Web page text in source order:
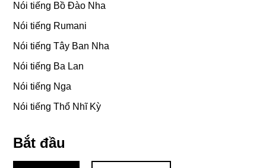
Nói tiếng Bồ Đào Nha
Nói tiếng Rumani
Nói tiếng Tây Ban Nha
Nói tiếng Ba Lan
Nói tiếng Nga
Nói tiếng Thổ Nhĩ Kỳ
Bắt đầu